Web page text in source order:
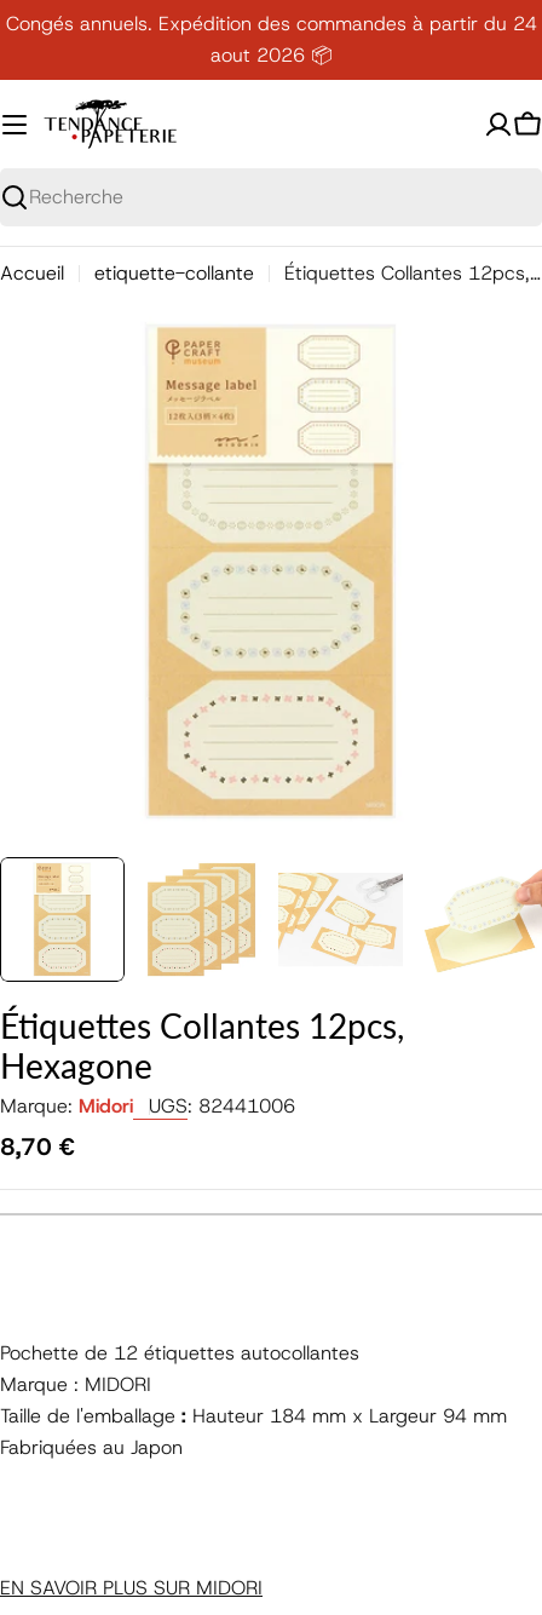
Passer
contenu
Congés annuels. Expédition des commandes à partir du 24
aout 2026 📦
Recherche
Accueil etiquette-collante Étiquettes Collantes 12pcs, Hexagone
le média 0 en mode modal
Étiquettes Collantes 12pcs,
Hexagone
Marque: Midori UGS: 82441006
Prix
régulier
8,70 €
Pochette de 12 étiquettes autocollantes
Marque : MIDORI
Taille de l'emballage : Hauteur 184 mm x Largeur 94 mm
Fabriquées au Japon
EN SAVOIR PLUS SUR MIDORI